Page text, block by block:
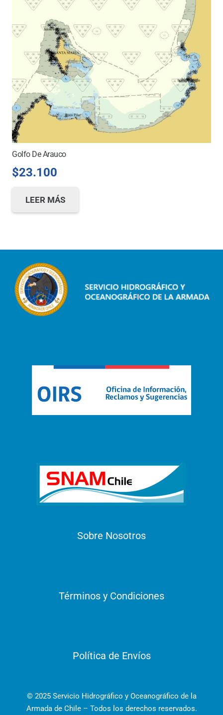
Golfo De Arauco
$23.100
LEER MÁS
Sobre Nosotros
Términos y Condiciones
Política de Envíos
© 2025 Servicio Hidrográfico y Oceanográfico de la
Armada de Chile – Todos los derechos reservados.